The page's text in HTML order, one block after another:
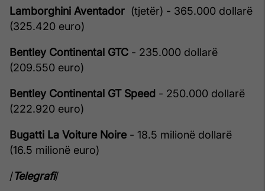
Lamborghini Aventador (tjetër) - 365.000 dollarë
(325.420 euro)
Bentley Continental GTC - 235.000 dollarë
(209.550 euro)
Bentley Continental GT Speed - 250.000 dollarë
(222.920 euro)
Bugatti La Voiture Noire - 18.5 milionë dollarë
(16.5 milionë euro)
/Telegrafi/